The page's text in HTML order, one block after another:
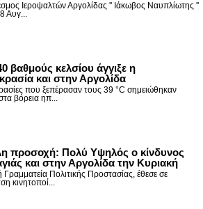
Ιεροψαλτών Αργολίδας '' Ιάκωβος Ναυπλίωτης ''
Αυγ...
βαθμούς κελσίου άγγιξε η
και στην Αργολίδα
που ξεπέρασαν τους 39 °C σημειώθηκαν
βόρεια ηπ...
προσοχή: Πολύ Υψηλός ο κίνδυνος
και στην Αργολίδα την Κυριακή
Γραμματεία Πολιτικής Προστασίας, έθεσε σε
κινητοποί...